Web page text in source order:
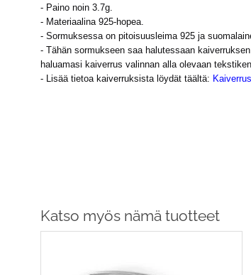
- Paino noin 3.7g.
- Materiaalina 925-hopea.
- Sormuksessa on pitoisuusleima 925 ja
- Tähän sormukseen saa halutessaan
haluamasi kaiverrus valinnan alla olevaan
- Lisää tietoa kaiverruksista löydät täältä:
Katso myös nämä tuotteet